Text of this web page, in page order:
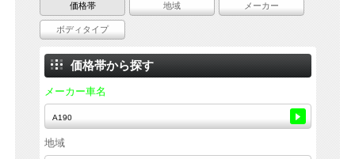
価格帯 地域 メーカー
ボディタイプ
価格帯から探す
メーカー車名
地域